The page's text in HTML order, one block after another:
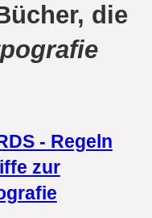
die
- Regeln
zur